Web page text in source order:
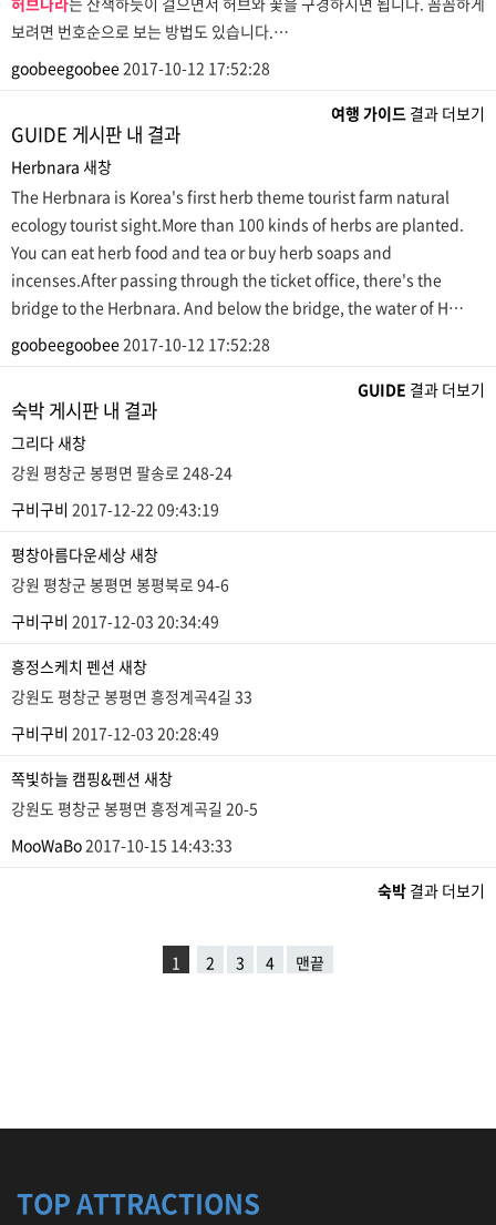
보려면 번호순으로 보는 방법도 있습니다.…
goobeegoobee2017-10-12 17:52:28
여행 가이드 결과 더보기
GUIDE 게시판 내 결과
Herbnara 새창
The Herbnara is Korea's first herb theme tourist farm natural
ecology tourist sight.More than 100 kinds of herbs are planted.
You can eat herb food and tea or buy herb soaps and
incenses.After passing through the ticket office, there's the
bridge to the Herbnara. And below the bridge, the water of H…
goobeegoobee2017-10-12 17:52:28
GUIDE 결과 더보기
숙박 게시판 내 결과
그리다새창
강원 평창군 봉평면 팔송로 248-24
구비구비 2017-12-22 09:43:19
평창아름다운세상새창
강원 평창군 봉평면 봉평북로 94-6
구비구비 2017-12-03 20:34:49
흥정스케치 펜션 새창
강원도 평창군 봉평면 흥정계곡4길 33
구비구비 2017-12-03 20:28:49
쪽빛하늘 캠핑&펜션 새창
강원도 평창군 봉평면 흥정계곡길 20-5
MooWaBo2017-10-15 14:43:33
숙박 결과 더보기
1 2 3 4 맨끝
TOP ATTRACTIONS